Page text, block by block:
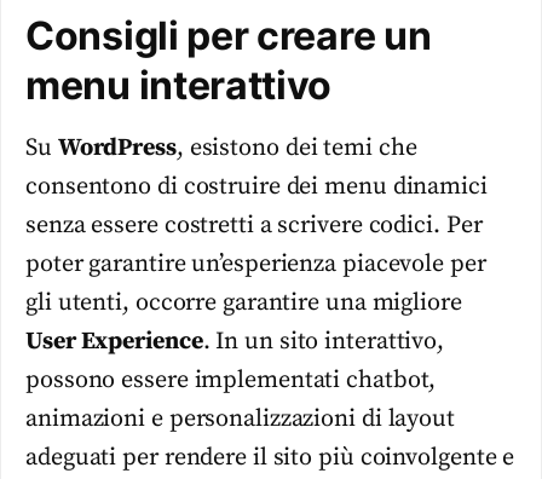
Consigli per creare un
menu interattivo
Su WordPress, esistono dei temi che
consentono di costruire dei menu dinamici
senza essere costretti a scrivere codici. Per
poter garantire un’esperienza piacevole per
gli utenti, occorre garantire una migliore
User Experience. In un sito interattivo,
possono essere implementati chatbot,
animazioni e personalizzazioni di layout
adeguati per rendere il sito più coinvolgente e